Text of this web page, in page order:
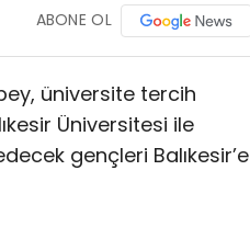
ABONE OL
üniversite tercih
Üniversitesi ile
gençleri Balıkesir’e